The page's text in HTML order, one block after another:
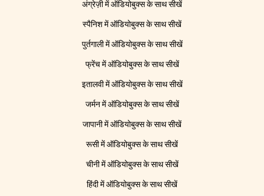
अंग्रेज़ी में ऑडियोबुक्स के साथ सीखें
स्पैनिश में ऑडियोबुक्स के साथ सीखें
पुर्तगाली में ऑडियोबुक्स के साथ सीखें
फ्रेंच में ऑडियोबुक्स के साथ सीखें
इतालवी में ऑडियोबुक्स के साथ सीखें
जर्मन में ऑडियोबुक्स के साथ सीखें
जापानी में ऑडियोबुक्स के साथ सीखें
रूसी में ऑडियोबुक्स के साथ सीखें
चीनी में ऑडियोबुक्स के साथ सीखें
हिंदी में ऑडियोबुक्स के साथ सीखें